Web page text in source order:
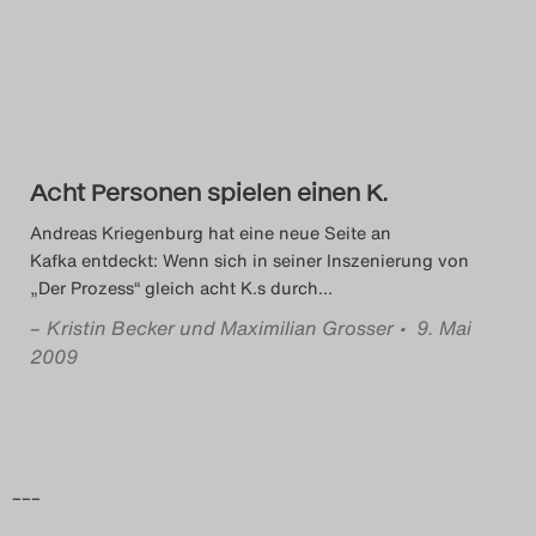
2015
Das Theatertreffen-Blog
2016
Das Theatertreffen-Blog
Acht Personen spielen einen K.
Andreas Kriegenburg hat eine neue Seite an
Kafka entdeckt: Wenn sich in seiner Inszenierung von
„Der Prozess“ gleich acht K.s durch…
– Kristin Becker und Maximilian Grosser • 9. Mai
2009
–––